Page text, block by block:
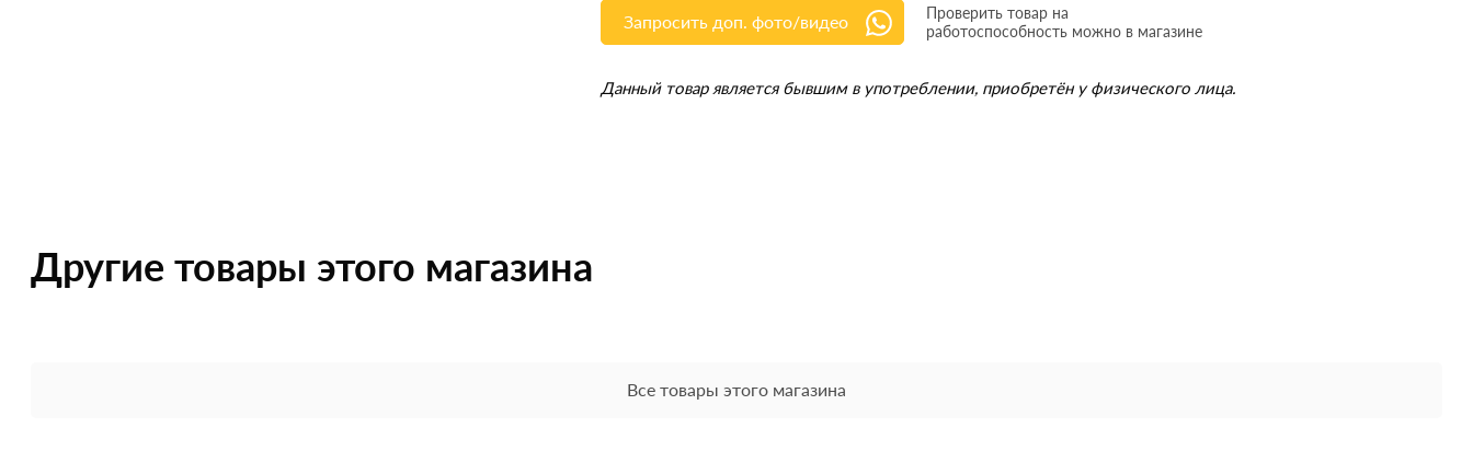
Запросить доп. фото/видео
Проверить товар на
работоспособность можно в магазине
Данный товар является бывшим в употреблении, приобретён у физического лица.
Другие товары этого магазина
Все товары этого магазина